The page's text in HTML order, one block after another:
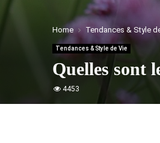
Home Tendances & Style
Tendances & Style de Vie
Quelles sont
4453